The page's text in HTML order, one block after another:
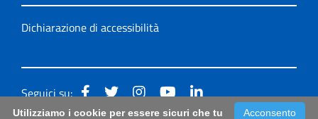
Dichiarazione di accessibilità
Seguici su:
Acconsento
Utilizziamo i cookie per essere sicuri che tu